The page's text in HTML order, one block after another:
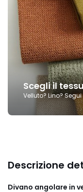
Scegli il
Velluto? Lino?
tessuto
Descrizione
Divano angolare in